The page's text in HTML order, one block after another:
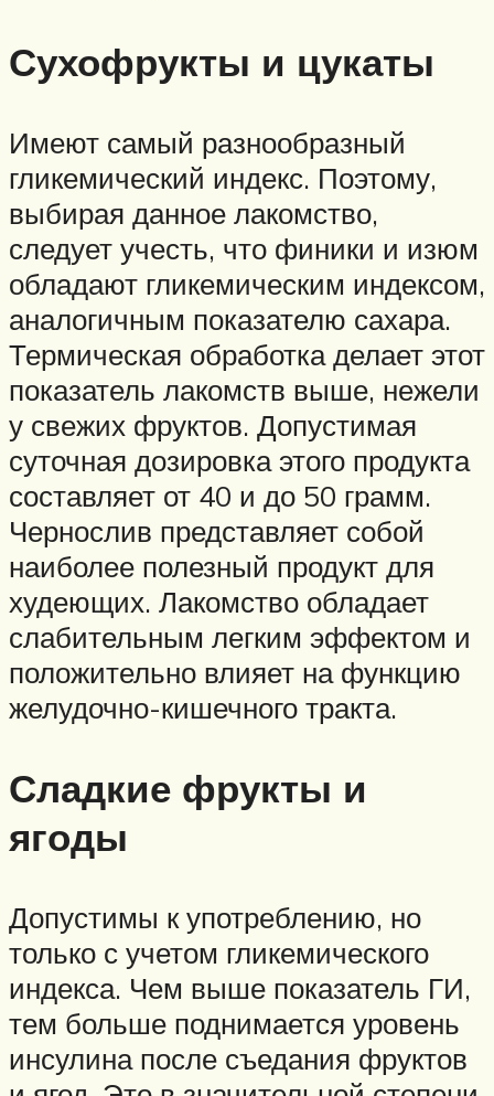
Сухофрукты и цукаты
Имеют самый разнообразный
гликемический индекс. Поэтому,
выбирая данное лакомство,
следует учесть, что финики и изюм
обладают гликемическим индексом,
аналогичным показателю сахара.
Термическая обработка делает этот
показатель лакомств выше, нежели
у свежих фруктов. Допустимая
суточная дозировка этого продукта
составляет от 40 и до 50 грамм.
Чернослив представляет собой
наиболее полезный продукт для
худеющих. Лакомство обладает
слабительным легким эффектом и
положительно влияет на функцию
желудочно-кишечного тракта.
Сладкие фрукты и
ягоды
Допустимы к употреблению, но
только с учетом гликемического
индекса. Чем выше показатель ГИ,
тем больше поднимается уровень
инсулина после съедания фруктов